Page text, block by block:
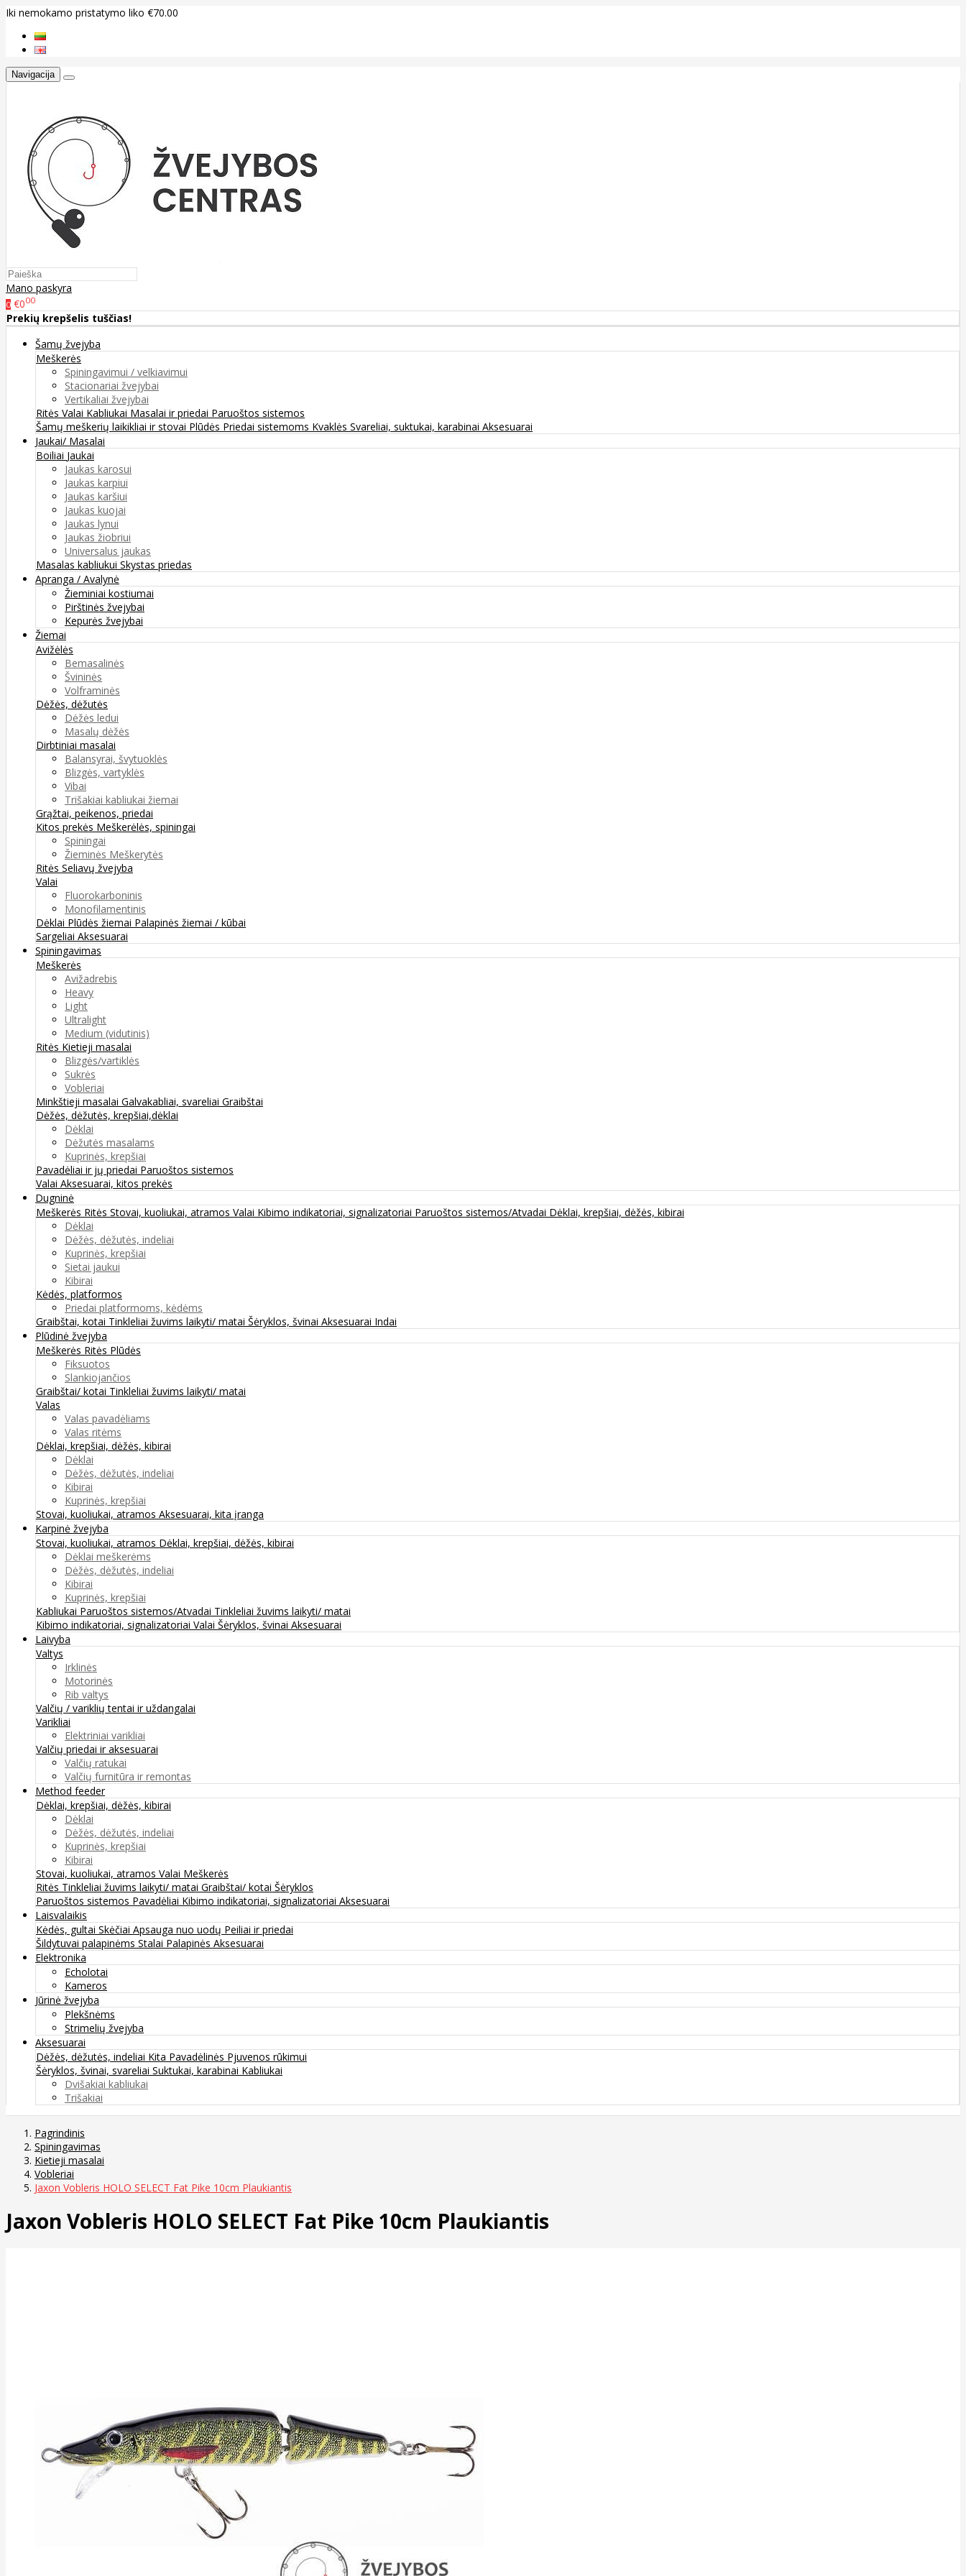
Iki nemokamo pristatymo liko €70.00
Navigacija
Mano paskyra
0 €000
Prekių krepšelis tuščias!
Šamų žvejyba
Meškerės
Spiningavimui / velkiavimui
Stacionariai žvejybai
Vertikaliai žvejybai
Ritės Valai Kabliukai Masalai ir priedai Paruoštos sistemos
Šamų meškerių laikikliai ir stovai Plūdės Priedai sistemoms Kvaklės Svareliai, suktukai, karabinai Aksesuarai
Jaukai/ Masalai
Boiliai Jaukai
Jaukas karosui
Jaukas karpiui
Jaukas karšiui
Jaukas kuojai
Jaukas lynui
Jaukas žiobriui
Universalus jaukas
Masalas kabliukui Skystas priedas
Apranga / Avalynė
Žieminiai kostiumai
Pirštinės žvejybai
Kepurės žvejybai
Žiemai
Avižėlės
Bemasalinės
Švininės
Volframinės
Dėžės, dėžutės
Dėžės ledui
Masalų dėžės
Dirbtiniai masalai
Balansyrai, švytuoklės
Blizgės, vartyklės
Vibai
Trišakiai kabliukai žiemai
Grąžtai, peikenos, priedai
Kitos prekės Meškerėlės, spiningai
Spiningai
Žieminės Meškerytės
Ritės Seliavų žvejyba
Valai
Fluorokarboninis
Monofilamentinis
Dėklai Plūdės žiemai Palapinės žiemai / kūbai
Sargeliai Aksesuarai
Spiningavimas
Meškerės
Avižadrebis
Heavy
Light
Ultralight
Medium (vidutinis)
Ritės Kietieji masalai
Blizgės/vartiklės
Sukrės
Vobleriai
Minkštieji masalai Galvakabliai, svareliai Graibštai
Dėžės, dėžutės, krepšiai,dėklai
Dėklai
Dėžutės masalams
Kuprinės, krepšiai
Pavadėliai ir jų priedai Paruoštos sistemos
Valai Aksesuarai, kitos prekės
Dugninė
Meškerės Ritės Stovai, kuoliukai, atramos Valai Kibimo indikatoriai, signalizatoriai Paruoštos sistemos/Atvadai Dėklai, krepšiai, dėžės, kibirai
Dėklai
Dėžės, dėžutės, indeliai
Kuprinės, krepšiai
Sietai jaukui
Kibirai
Kėdės, platformos
Priedai platformoms, kėdėms
Graibštai, kotai Tinkleliai žuvims laikyti/ matai Šėryklos, švinai Aksesuarai Indai
Plūdinė žvejyba
Meškerės Ritės Plūdės
Fiksuotos
Slankiojančios
Graibštai/ kotai Tinkleliai žuvims laikyti/ matai
Valas
Valas pavadėliams
Valas ritėms
Dėklai, krepšiai, dėžės, kibirai
Dėklai
Dėžės, dėžutės, indeliai
Kibirai
Kuprinės, krepšiai
Stovai, kuoliukai, atramos Aksesuarai, kita įranga
Karpinė žvejyba
Stovai, kuoliukai, atramos Dėklai, krepšiai, dėžės, kibirai
Dėklai meškerėms
Dėžės, dėžutės, indeliai
Kibirai
Kuprinės, krepšiai
Kabliukai Paruoštos sistemos/Atvadai Tinkleliai žuvims laikyti/ matai
Kibimo indikatoriai, signalizatoriai Valai Šėryklos, švinai Aksesuarai
Laivyba
Valtys
Irklinės
Motorinės
Rib valtys
Valčių / variklių tentai ir uždangalai
Varikliai
Elektriniai varikliai
Valčių priedai ir aksesuarai
Valčių ratukai
Valčių furnitūra ir remontas
Method feeder
Dėklai, krepšiai, dėžės, kibirai
Dėklai
Dėžės, dėžutės, indeliai
Kuprinės, krepšiai
Kibirai
Stovai, kuoliukai, atramos Valai Meškerės
Ritės Tinkleliai žuvims laikyti/ matai Graibštai/ kotai Šėryklos
Paruoštos sistemos Pavadėliai Kibimo indikatoriai, signalizatoriai Aksesuarai
Laisvalaikis
Kėdės, gultai Skėčiai Apsauga nuo uodų Peiliai ir priedai
Šildytuvai palapinėms Stalai Palapinės Aksesuarai
Elektronika
Echolotai
Kameros
Jūrinė žvejyba
Plekšnėms
Strimelių žvejyba
Aksesuarai
Dėžės, dėžutės, indeliai Kita Pavadėlinės Pjuvenos rūkimui
Šėryklos, švinai, svareliai Suktukai, karabinai Kabliukai
Dvišakiai kabliukai
Trišakiai
Pagrindinis
Spiningavimas
Kietieji masalai
Vobleriai
Jaxon Vobleris HOLO SELECT Fat Pike 10cm Plaukiantis
Jaxon Vobleris HOLO SELECT Fat Pike 10cm Plaukiantis